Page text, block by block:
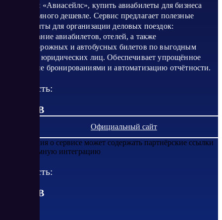
Используя «Авиасейлс», купить авиабилеты для бизнеса
можно намного дешевле. Сервис предлагает полезные
инструменты для организации деловых поездок:
бронирование авиабилетов, отелей, а также
железнодорожных и автобусных билетов по выгодным
ценам для юридических лиц. Обеспечивает упрощённое
управление бронированиями и автоматизацию отчётности.
Стоимость:
от 0 RUB
Официальный сайт
Информация о сервисе может содержать партнёрские ссылки
или рекламную интеграцию
Стоимость:
RUB